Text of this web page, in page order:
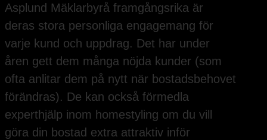
Asplund Mäklarbyrå framgångsrika är
deras stora personliga engagemang för
varje kund och uppdrag. Det har under
åren gett dem många nöjda kunder (som
ofta anlitar dem på nytt när bostadsbehovet
förändras). De kan också förmedla
experthjälp inom homestyling om du vill
göra din bostad extra attraktiv inför